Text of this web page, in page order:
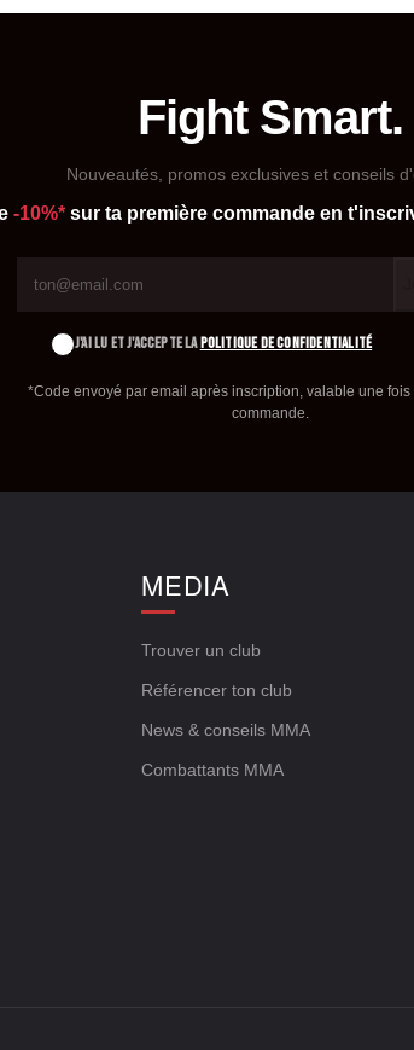
Fight Smart.
Nouveautés, promos exclusives et conseils
-10%* sur ta première commande en
J'AI LU ET J'ACCEPTE LAPOLITIQUE DE CONFIDENTIALITÉ
*Code envoyé par email après inscription, valable une fois
commande.
MEDIA
Trouver un club
Référencer ton club
News & conseils MMA
Combattants MMA